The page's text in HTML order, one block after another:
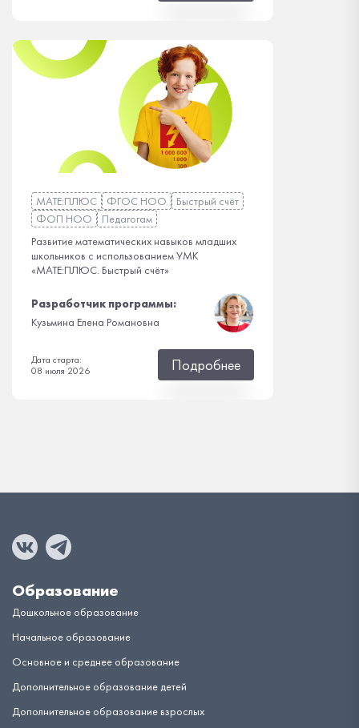
МАТЕ:ПЛЮС ФГОС НОО
Быстрый счёт
ФОП НОО
Педагогам
Развитие математических навыков младших
школьников с использованием УМК
«МАТЕ:ПЛЮС. Быстрый счёт»
Разработчик программы:
Кузьмина Елена Романовна
Дата старта:
08 июля 2026
Подробнее
Образование
Дошкольное образование
Начальное образование
Основное и среднее образование
Дополнительное образование детей
Дополнительное образование взрослых